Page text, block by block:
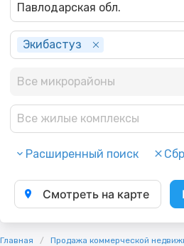
Павлодарская обл.
Экибастуз
Все микрорайоны
Все жилые комплексы
Расширенный поиск
Смотреть на карте
Главная Продажа коммерческой